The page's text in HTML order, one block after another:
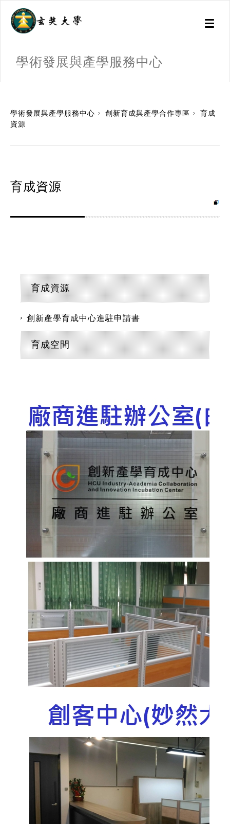
Toggle
學術發展與產學服務中心
學術發展與產學服務中心 創新育成與產學合作專區
育成
資源
育成資源
育成資源
創新產學育成中心進駐申請書
育成空間